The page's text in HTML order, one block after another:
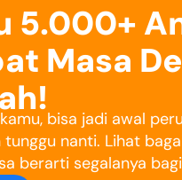
5.000+
Masa
bisa jadi awal
nanti. Lihat
berarti segalanya